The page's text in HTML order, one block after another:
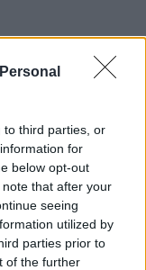
to third parties, or
for
below opt-out
that after your
seeing
utilized by
parties prior to
of the further
Is You
Tree
Little Christmas
Time of the Year